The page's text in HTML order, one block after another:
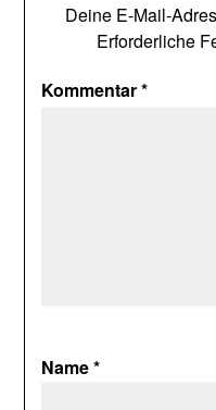
Deine E-Mail-
Erforderliche
Kommentar*
Name*